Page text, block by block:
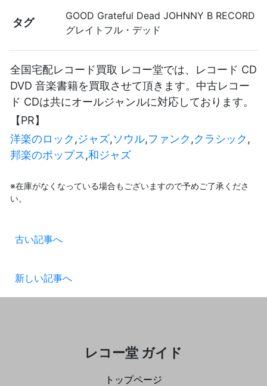
タグ
GOOD Grateful Dead JOHNNY B RECORD
グレイトフル・デッド
全国宅配レコード買取 レコー堂では、レコード CD
DVD 音楽書籍を買取させて頂きます。中古レコー
ド CDは共にオールジャンルに対応しております。
【PR】
洋楽のロック ,ジャズ,ソウル,ファンク ,クラシック ,
邦楽のポップス ,和ジャズ
※在庫がなくなっている場合もございますので予めご了承くださ
い。
古い記事へ
新しい記事へ
レコー堂 ガイド
トップページ